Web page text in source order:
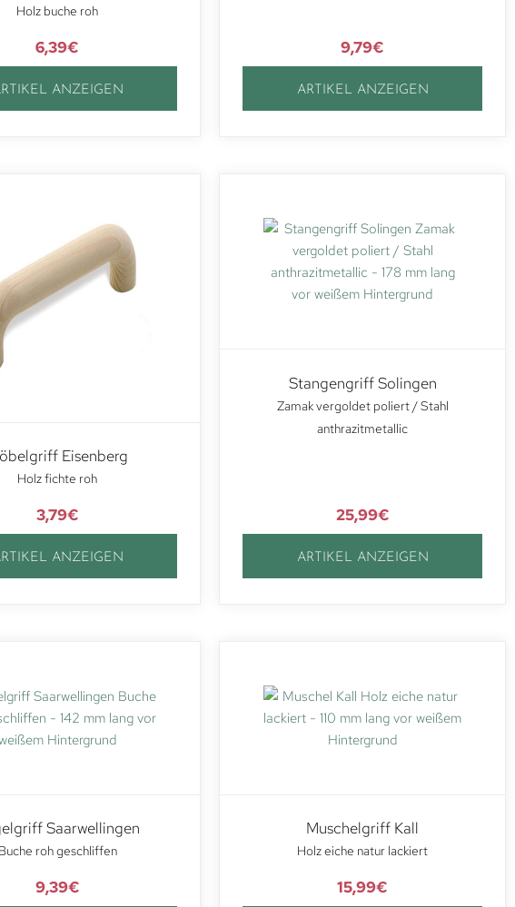
Holz buche roh
6,39€
ANZEIGEN
9,79€
ARTIKEL ANZEIGEN
Eisenberg
Holz fichte roh
3,79€
ANZEIGEN
Stangengriff Solingen
Zamak vergoldet poliert / Stahl
anthrazitmetallic
25,99€
ARTIKEL ANZEIGEN
Saarwellingen
Buche roh geschliffen
9,39€
Muschelgriff Kall
Holz eiche natur lackiert
15,99€